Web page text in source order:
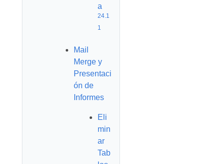
a
24.1
1
Mail
Merge y
Presentaci
ón de
Informes
Eli
min
ar
Tab